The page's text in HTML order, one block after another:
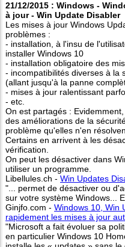
21/12/2015 : Windows -
à jour - Win Update Disabler
Les mises à jour Windows
problèmes :
- installation, à l'insu de
installer Windows 10
- installation obligatoire des
- incompatibilités diverses à la
(allant jusqu'à la panne
- mises à jour ralentissant
- etc.
On est partagés :
des améliorations de la
problème qu'elles n'en
Certains en arrivent à les
vérification.
On peut les désactiver dans
utiliser un programme.
Libellules.ch - Win Updates
"... permet de désactiver ou
sur votre système Windows...
Ginjfo.com - Windows 10, Win
rapidement les mises à jour
"Microsoft a fait évoluer sa
en particulier Windows 10